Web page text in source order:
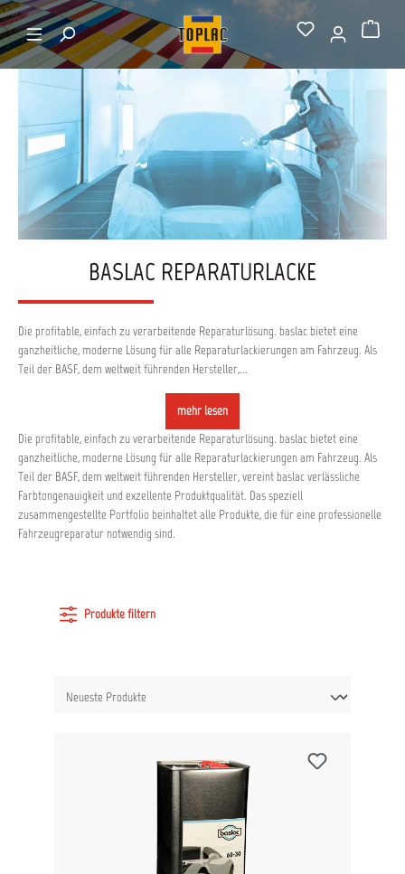
springenStartseite Baslac Reparaturlacke
BASLAC REPARATURLACKE
Die profitable, einfach zu verarbeitende Reparaturlösung. baslac bietet eine
ganzheitliche, moderne Lösung für alle Reparaturlackierungen am Fahrzeug. Als
Teil der BASF, dem weltweit führenden Hersteller,...
mehr lesen
Die profitable, einfach zu verarbeitende Reparaturlösung. baslac bietet eine
ganzheitliche, moderne Lösung für alle Reparaturlackierungen am Fahrzeug. Als
Teil der BASF, dem weltweit führenden Hersteller, vereint baslac verlässliche
Farbtongenauigkeit und exzellente Produktqualität. Das speziell
zusammengestellte Portfolio beinhaltet alle Produkte, die für eine professionelle
Fahrzeugreparatur notwendig sind.
Produkte filtern